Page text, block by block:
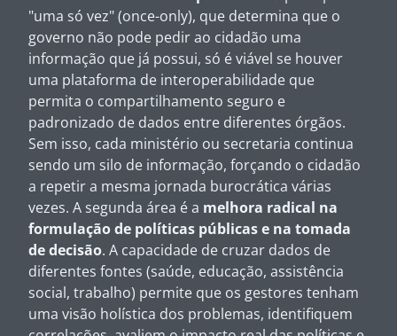
"uma só vez" (once-only), que determina que o
governo não pode pedir ao cidadão uma
informação que já possui, só é viável se houver
uma plataforma de interoperabilidade que
permita o compartilhamento seguro e
padronizado de dados entre diferentes órgãos.
Sem isso, cada ministério ou secretaria continua
sendo um silo de informação, forçando o cidadão
a repetir a mesma jornada burocrática várias
vezes. A segunda área é a melhora radical na
formulação de políticas públicas e na tomada
de decisão. A capacidade de cruzar dados de
diferentes fontes (saúde, educação, assistência
social, trabalho) permite que os gestores tenham
uma visão holística dos problemas, identifiquem